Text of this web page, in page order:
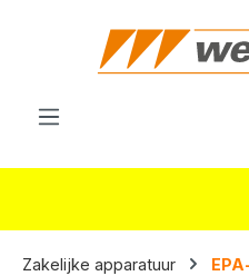
Zakelijke apparatuur